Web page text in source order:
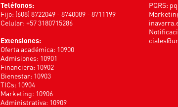
Teléfonos:
Fijo: (608) 8722049 - 8740089 - 8711199
Celular: +57 3180715286
Extensiones:
Oferta académica: 10900
Admisiones: 10901
Financiera: 10902
Bienestar: 10903
TICs: 10904
Marketing: 10906
Administrativa: 10909
PQRS: